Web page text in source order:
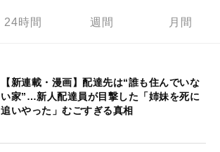
24時間 週間 月間
【新連載・漫画】配達先は“誰も住んでいな
い家”…新人配達員が目撃した「姉妹を死に
追いやった」むごすぎる真相